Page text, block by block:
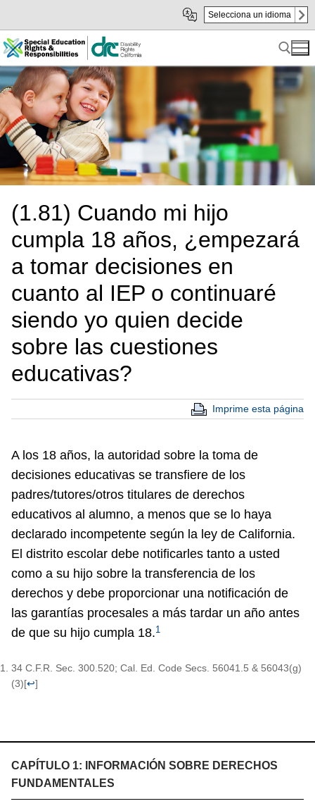
sub
navigation
content
Selecciona un idioma
Search for:
CAPÍTULO 1: INFORMACIÓN SOBRE DERECHOS
FUNDAMENTALES
(1.81) Cuando mi hijo
cumpla 18 años, ¿empezará
a tomar decisiones en
cuanto al IEP o continuaré
siendo yo quien decide
sobre las cuestiones
educativas?
Imprime esta página
A los 18 años, la autoridad sobre la toma de
decisiones educativas se transfiere de los
padres/tutores/otros titulares de derechos
educativos al alumno, a menos que se lo haya
declarado incompetente según la ley de California.
El distrito escolar debe notificarles tanto a usted
como a su hijo sobre la transferencia de los
derechos y debe proporcionar una notificación de
las garantías procesales a más tardar un año antes
de que su hijo cumpla 18.1
34 C.F.R. Sec. 300.520; Cal. Ed. Code Secs. 56041.5 & 56043(g)
(3)[↩]